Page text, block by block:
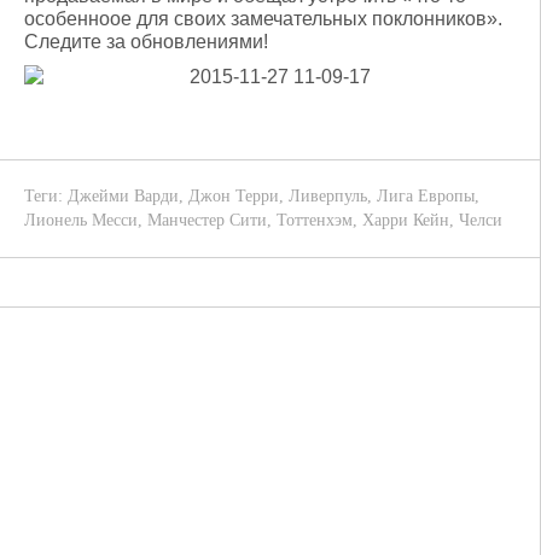
особенноое для своих замечательных поклонников».
Следите за обновлениями!
Теги: Джейми Варди, Джон Терри, Ливерпуль, Лига Европы,
Лионель Месси, Манчестер Сити, Тоттенхэм, Харри Кейн, Челси